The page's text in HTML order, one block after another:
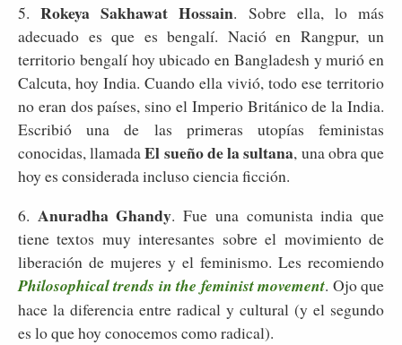
5.Rokeya Sakhawat Hossain. Sobre ella, lo más
adecuado es que es bengalí. Nació en Rangpur, un
territorio bengalí hoy ubicado en Bangladesh y murió en
Calcuta, hoy India. Cuando ella vivió, todo ese territorio
no eran dos países, sino el Imperio Británico de la India.
Escribió una de las primeras utopías feministas
conocidas, llamadaEl sueño de la sultana, una obra que
hoy es considerada incluso ciencia ficción.
6. Anuradha Ghandy. Fue una comunista india que
tiene textos muy interesantes sobre el movimiento de
liberación de mujeres y el feminismo. Les recomiendo
Philosophical trends in the feminist movement. Ojo que
hace la diferencia entre radical y cultural (y el segundo
es lo que hoy conocemos como radical).